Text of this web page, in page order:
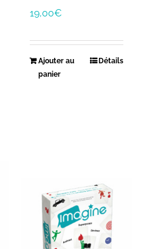
19,00€
Ajouter au
panier
Détails